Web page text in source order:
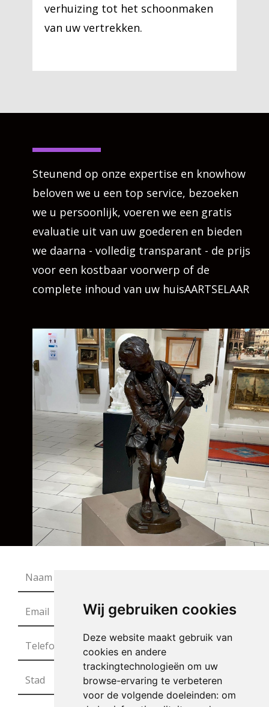
Wij gebruiken cookies
Deze website maakt gebruik van
cookies en andere
trackingtechnologieën om uw
browse-ervaring te verbeteren
voor de volgende doeleinden: om
verhuizing tot het schoonmaken
van uw vertrekken.
Steunend op onze expertise en knowhow
beloven we u een top service, bezoeken
we u persoonlijk, voeren we een gratis
evaluatie uit van uw goederen en bieden
we daarna - volledig transparant - de prijs
voor een kostbaar voorwerp of de
complete inhoud van uw huisAARTSELAAR